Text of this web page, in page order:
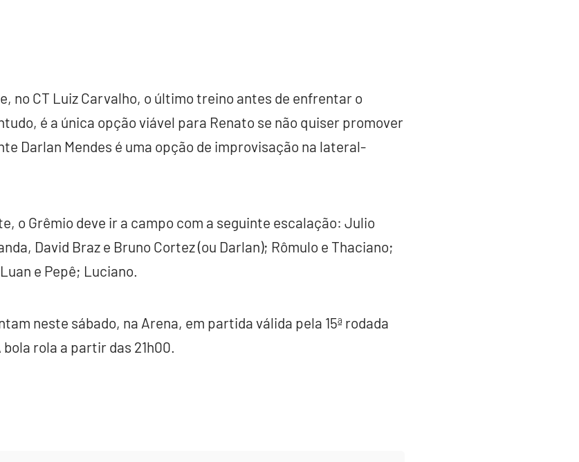
no CT Luiz Carvalho, o último treino antes de enfrentar o
é a única opção viável para Renato se não quiser promover
Darlan Mendes é uma opção de improvisação na lateral-
o Grêmio deve ir a campo com a seguinte escalação: Julio
David Braz e Bruno Cortez (ou Darlan); Rômulo e Thaciano;
e Pepê; Luciano.
neste sábado, na Arena, em partida válida pela 15ª rodada
rola a partir das 21h00.